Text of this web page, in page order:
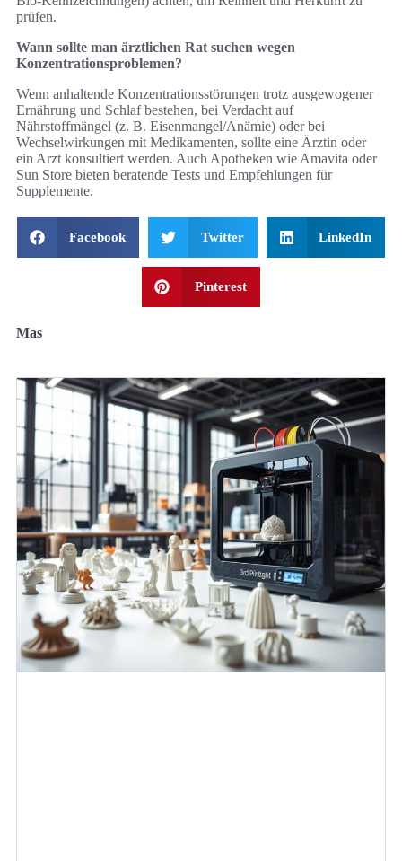
prüfen.
Wann sollte man ärztlichen Rat suchen wegen
Konzentrationsproblemen?
Wenn anhaltende Konzentrationsstörungen trotz ausgewogener
Ernährung und Schlaf bestehen, bei Verdacht auf
Nährstoffmängel (z. B. Eisenmangel/Anämie) oder bei
Wechselwirkungen mit Medikamenten, sollte eine Ärztin oder
ein Arzt konsultiert werden. Auch Apotheken wie Amavita oder
Sun Store bieten beratende Tests und Empfehlungen für
Supplemente.
Facebook Twitter LinkedIn
Pinterest
Mas